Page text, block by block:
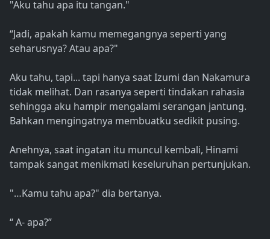
"Aku tahu apa itu tangan."
“Jadi, apakah kamu memegangnya seperti yang
seharusnya? Atau apa?"
Aku tahu, tapi... tapi hanya saat Izumi dan Nakamura
tidak melihat. Dan rasanya seperti tindakan rahasia
sehingga aku hampir mengalami serangan jantung.
Bahkan mengingatnya membuatku sedikit pusing.
Anehnya, saat ingatan itu muncul kembali, Hinami
tampak sangat menikmati keseluruhan pertunjukan.
"…Kamu tahu apa?" dia bertanya.
“ A- apa?”